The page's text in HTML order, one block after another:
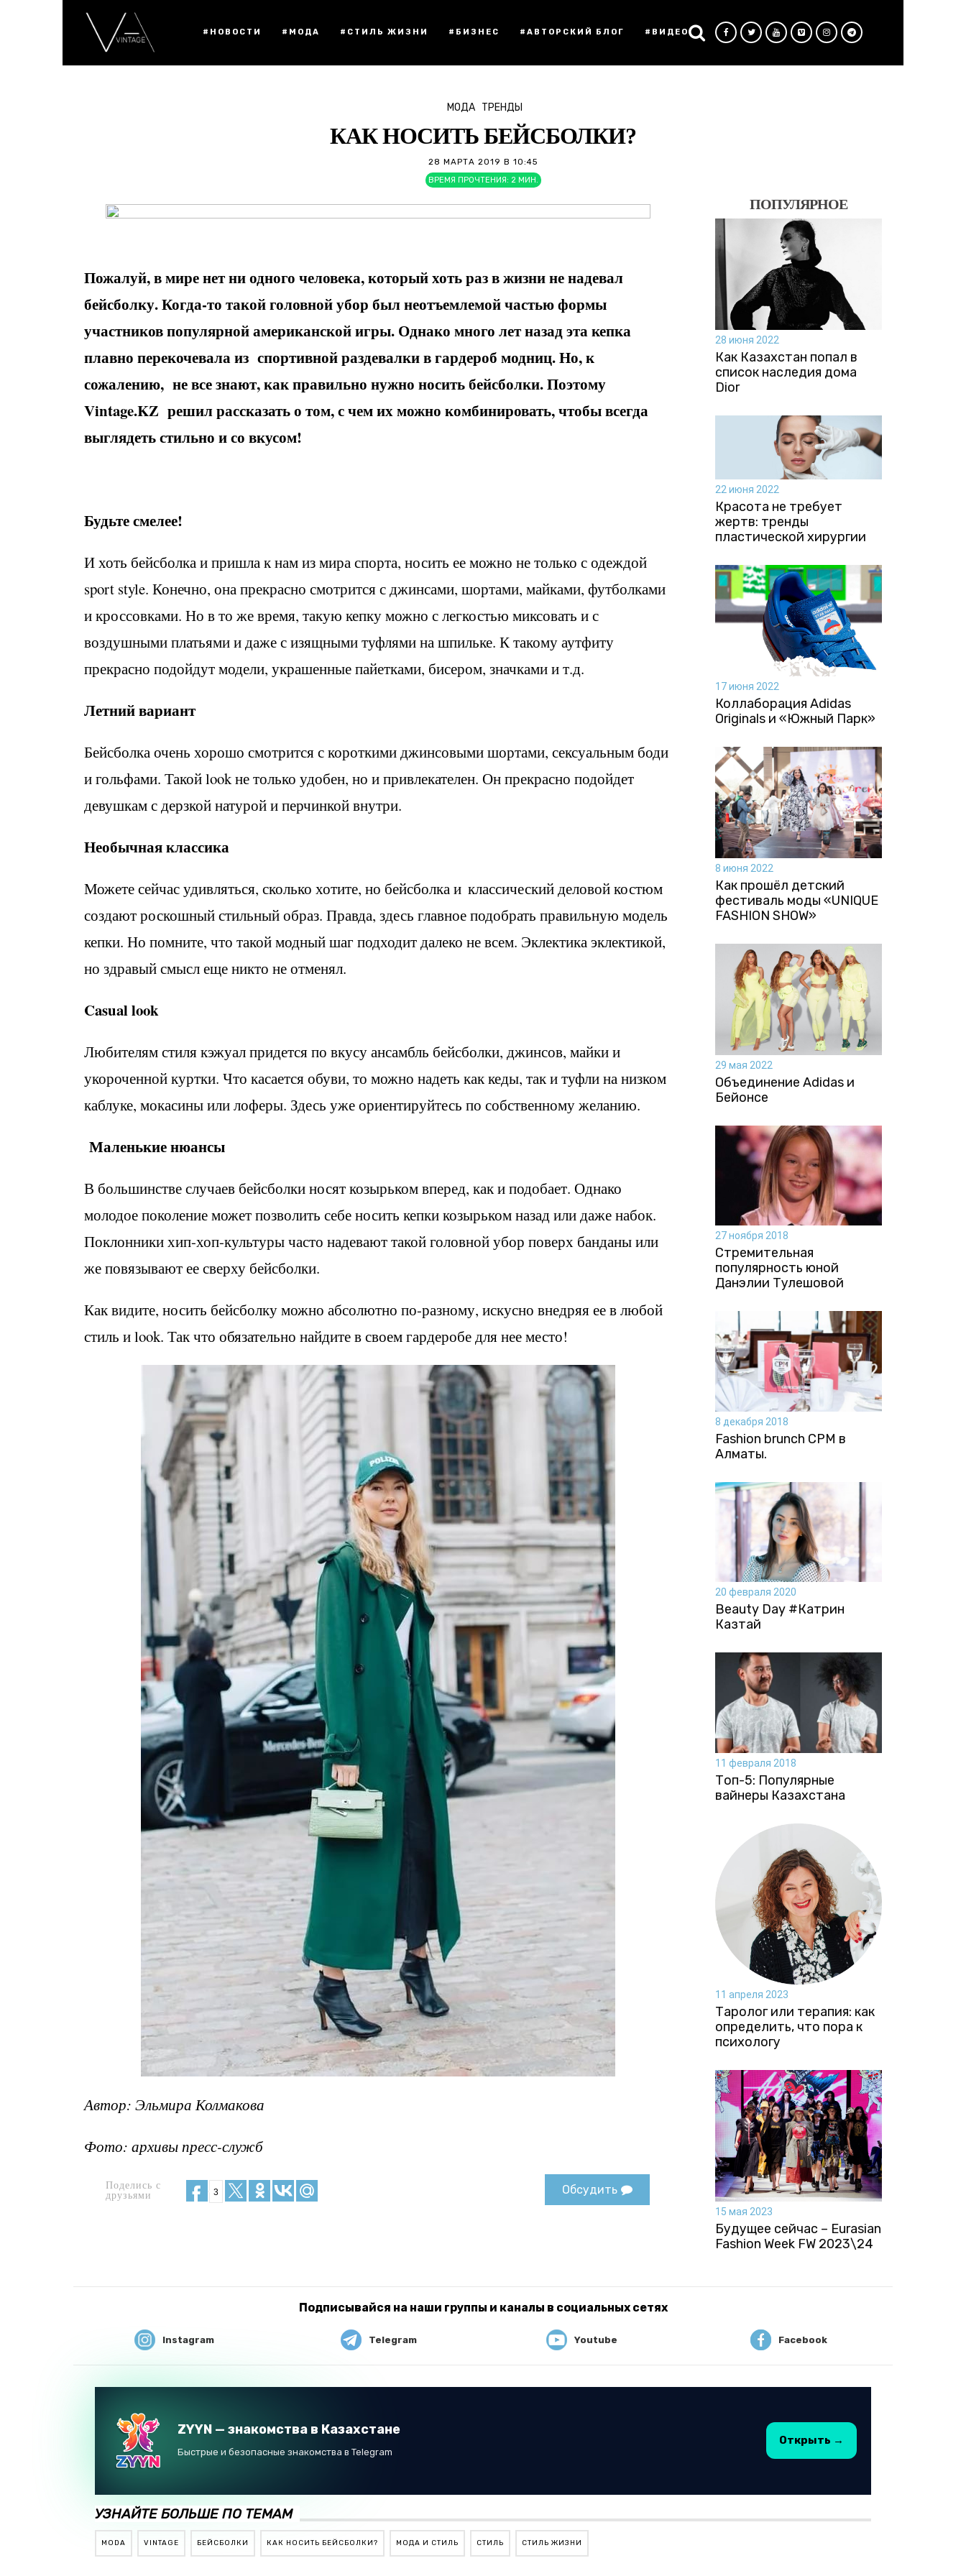
#НОВОСТИ #МОДА #СТИЛЬ ЖИЗНИ #БИЗНЕС #АВТОРСКИЙ БЛОГ #ВИДЕО
МОДА ТРЕНДЫ
КАК НОСИТЬ БЕЙСБОЛКИ?
28 МАРТА 2019 В 10:45
ВРЕМЯ ПРОЧТЕНИЯ: 2 МИН.
Пожалуй, в мире нет ни одного человека, который хоть раз в жизни не надевал
бейсболку. Когда-то такой головной убор был неотъемлемой частью формы
участников популярной американской игры. Однако много лет назад эта кепка
плавно перекочевала из спортивной раздевалки в гардероб модниц. Но, к
сожалению, не все знают, как правильно нужно носить бейсболки. Поэтому
Vintage.KZ решил рассказать о том, с чем их можно комбинировать, чтобы всегда
выглядеть стильно и со вкусом!
Будьте смелее!
И хоть бейсболка и пришла к нам из мира спорта, носить ее можно не только с одеждой
sport style. Конечно, она прекрасно смотрится с джинсами, шортами, майками, футболками
и кроссовками. Но в то же время, такую кепку можно с легкостью миксовать и с
воздушными платьями и даже с изящными туфлями на шпильке. К такому аутфиту
прекрасно подойдут модели, украшенные пайетками, бисером, значками и т.д.
Летний вариант
Бейсболка очень хорошо смотрится с короткими джинсовыми шортами, сексуальным боди
и гольфами. Такой look не только удобен, но и привлекателен. Он прекрасно подойдет
девушкам с дерзкой натурой и перчинкой внутри.
Необычная классика
Можете сейчас удивляться, сколько хотите, но бейсболка и классический деловой костюм
создают роскошный стильный образ. Правда, здесь главное подобрать правильную модель
кепки. Но помните, что такой модный шаг подходит далеко не всем. Эклектика эклектикой,
но здравый смысл еще никто не отменял.
Casual look
Любителям стиля кэжуал придется по вкусу ансамбль бейсболки, джинсов, майки и
укороченной куртки. Что касается обуви, то можно надеть как кеды, так и туфли на низком
каблуке, мокасины или лоферы. Здесь уже ориентируйтесь по собственному желанию.
Маленькие нюансы
В большинстве случаев бейсболки носят козырьком вперед, как и подобает. Однако
молодое поколение может позволить себе носить кепки козырьком назад или даже набок.
Поклонники хип-хоп-культуры часто надевают такой головной убор поверх банданы или
же повязывают ее сверху бейсболки.
Как видите, носить бейсболку можно абсолютно по-разному, искусно внедряя ее в любой
стиль и look. Так что обязательно найдите в своем гардеробе для нее место!
Автор: Эльмира Колмакова
Фото: архивы пресс-служб
Поделись с
друзьями
3 Обсудить
ПОПУЛЯРНОЕ
28 июня 2022
Как Казахстан попал в
список наследия дома
Dior
22 июня 2022
Красота не требует
жертв: тренды
пластической хирургии
17 июня 2022
Коллаборация Аdidas
Originals и «Южный Парк»
8 июня 2022
Как прошёл детский
фестиваль моды «UNIQUE
FASHION SHOW»
29 мая 2022
Объединение Adidas и
Бейонсе
27 ноября 2018
Стремительная
популярность юной
Данэлии Тулешовой
8 декабря 2018
Fashion brunch CPM в
Алматы.
20 февраля 2020
Beauty Day #Катрин
Казтай
11 февраля 2018
Топ-5: Популярные
вайнеры Казахстана
11 апреля 2023
Таролог или терапия: как
определить, что пора к
психологу
15 мая 2023
Будущее сейчас – Eurasian
Fashion Week FW 2023\24
Подписывайся на наши группы и каналы в социальных сетях
Instagram Telegram Youtube Facebook
ZYYN — знакомства в Казахстане
Быстрые и безопасные знакомства в Telegram
Открыть →
УЗНАЙТЕ БОЛЬШЕ ПО ТЕМАМ
MODA VINTAGE БЕЙСБОЛКИ КАК НОСИТЬ БЕЙСБОЛКИ? МОДА И СТИЛЬ СТИЛЬ СТИЛЬ ЖИЗНИ